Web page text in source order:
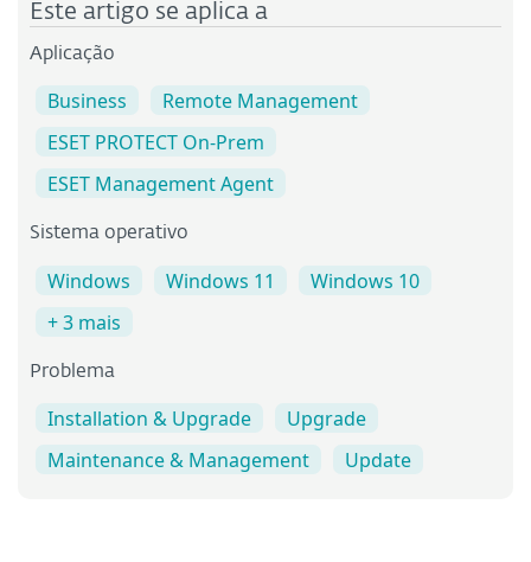
Este artigo se aplica a
Aplicação
Business
Remote Management
ESET PROTECT On-Prem
ESET Management Agent
Sistema operativo
Windows Windows 11
Windows 10
+ 3 mais
Problema
Installation & Upgrade
Upgrade
Maintenance & Management
Update